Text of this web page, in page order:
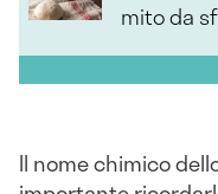
mito da
Il nome chimico